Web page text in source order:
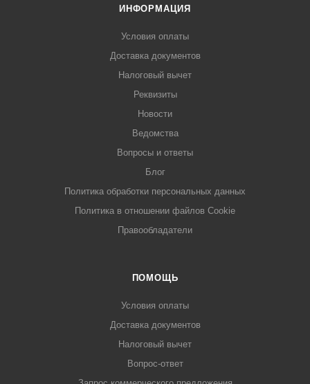
ИНФОРМАЦИЯ
Условия оплаты
Доставка документов
Налоговый вычет
Реквизиты
Новости
Ведомства
Вопросы и ответы
Блог
Политика обработки персональных данных
Политика в отношении файлов Cookie
Правообладатели
ПОМОЩЬ
Условия оплаты
Доставка документов
Налоговый вычет
Вопрос-ответ